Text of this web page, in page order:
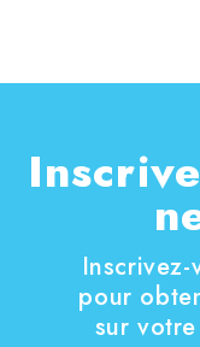
pour
sur